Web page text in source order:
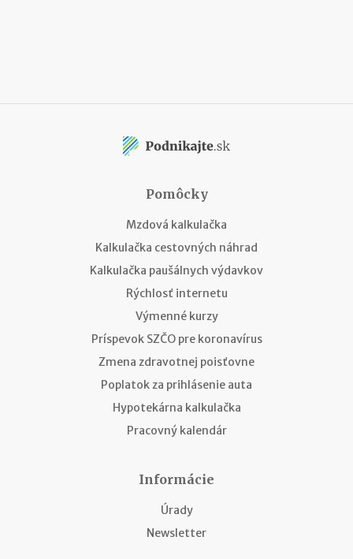
Pomôcky
Mzdová kalkulačka
Kalkulačka cestovných náhrad
Kalkulačka paušálnych výdavkov
Rýchlosť internetu
Výmenné kurzy
Príspevok SZČO pre koronavírus
Zmena zdravotnej poisťovne
Poplatok za prihlásenie auta
Hypotekárna kalkulačka
Pracovný kalendár
Informácie
Úrady
Newsletter